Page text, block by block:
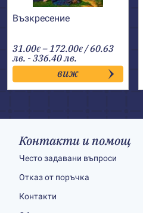
Възкресение
31.00€ –172.00€Price
range:
31.00€
through
172.00€
/ 60.63
лв. - 336.40 лв.
виж
Контакти и помощ
Често задавани въпроси
Отказ от поръчка
Контакти